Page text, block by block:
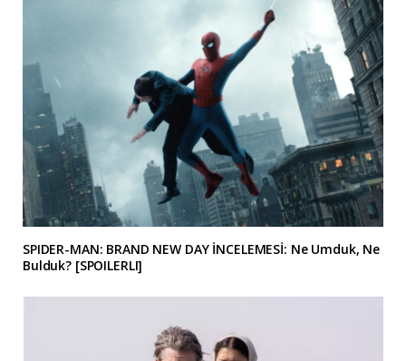
SPIDER-MAN: BRAND NEW DAY İNCELEMESİ: Ne Umduk, Ne
Bulduk? [SPOILERLI]